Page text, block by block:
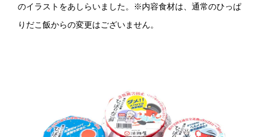
のイラストをあしらいました。※内容食材は、通常のひっぱ
りだこ飯からの変更はございません。